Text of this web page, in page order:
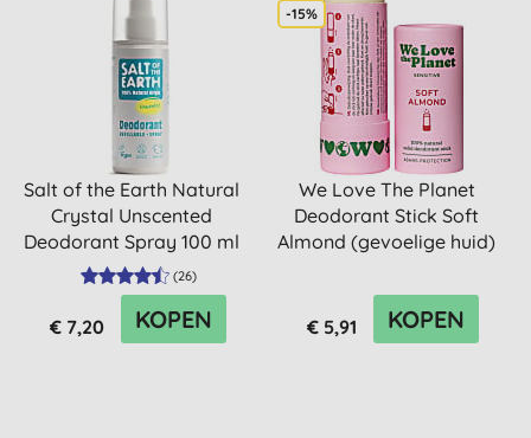
Salt of the Earth Natural
Crystal Unscented
Deodorant Spray 100 ml
(26)
€ 7,20 KOPEN
-15%
We Love The Planet
Deodorant Stick Soft
Almond (gevoelige huid)
€ 5,91 KOPEN